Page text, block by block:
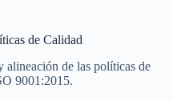
de Calidad
alineación de las políticas de
9001:2015.